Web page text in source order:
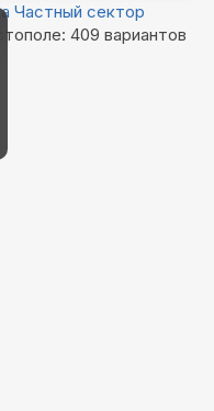
Частный сектор
409 вариантов